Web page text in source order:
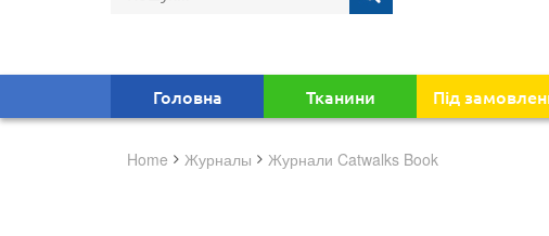
Головна Тканини Під
Home журналы Журнали Catwalks Book